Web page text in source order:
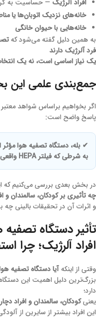
افراد آلرژیک — حساسیت به
خانه‌های نزدیک اتوبان‌ها یا
خانه‌هایی با حیوان خانگی
به همین دلیل گفته می‌شود که
فرد آلرژیک دارند
یک نیاز اساسی است، نه یک
جمع‌بندی علمی این
اگر بخواهیم براساس شواهد
پاسخ واضح است:
✔ بله، دستگاه تصفیه هوا
به شرطی که فیلتر HEPA واقعی، کربن فعال و CADR مناسب داشته باشد.
در بخش بعدی بررسی می‌کنیم که
چه تأثیری بر کودکان، سالمندان و
و اثرات آن در تحقیقات بالینی
تأثیر دستگاه تصفیه
افراد آلرژیک؛ چرا
وقتی از اینکه آیا دستگاه تصفیه
بزرگ‌ترین دلیل اهمیت این
دارد؛
یعنیکودکان، سالمندان و افراد
این افراد بیشتر از سایرین از